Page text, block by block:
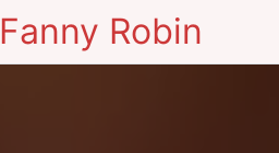
Fanny Robin